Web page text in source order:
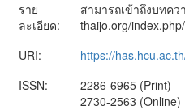
ราย
ละเอียด:
สามารถเข้าถึงบทค
thaijo.org/
URI:
https://
ISSN:
2286-6965 (Print)
2730-2563 (Online)